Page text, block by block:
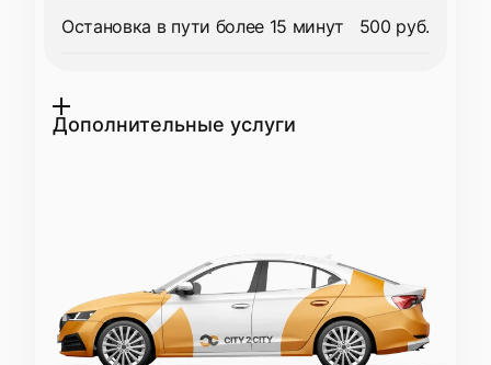
Остановка в пути более 15 минут 500 руб.
Дополнительные услуги